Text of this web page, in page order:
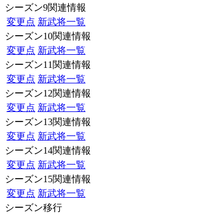
シーズン9関連情報
変更点 新武将一覧
シーズン10関連情報
変更点 新武将一覧
シーズン11関連情報
変更点 新武将一覧
シーズン12関連情報
変更点 新武将一覧
シーズン13関連情報
変更点 新武将一覧
シーズン14関連情報
変更点 新武将一覧
シーズン15関連情報
変更点 新武将一覧
シーズン移行